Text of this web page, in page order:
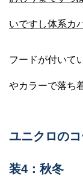
いですし体系カ
フードが付いて
やカラーで落ち
ユニクロの
装4：秋冬